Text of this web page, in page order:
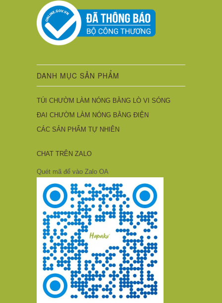
DANH MỤC SẢN PHẨM
TÚI CHƯỜM LÀM NÓNG BẰNG LÒ VI SÓNG
ĐAI CHƯỜM LÀM NÓNG BẰNG ĐIỆN
CÁC SẢN PHẨM TỰ NHIÊN
CHAT TRÊN ZALO
Quét mã để vào Zalo OA